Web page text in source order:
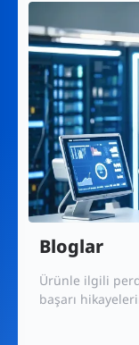
Bloglar
Ürünle ilgili
başarı